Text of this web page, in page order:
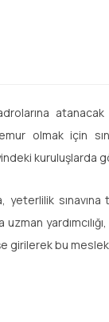
olmak için
kuruluşlarda
yeterlilik
yardımcılığı,
girilerek bu